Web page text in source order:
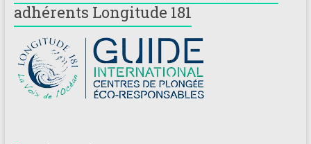
adhérents Longitude 181